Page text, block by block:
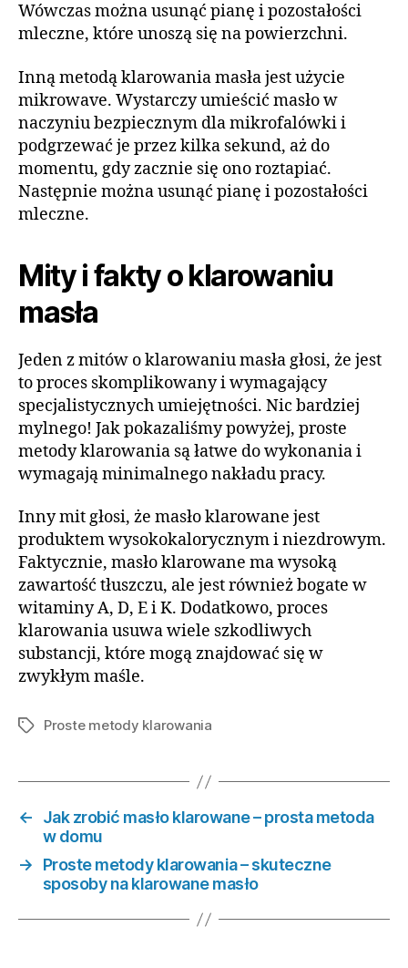
Wówczas można usunąć pianę i pozostałości
mleczne, które unoszą się na powierzchni.
Inną metodą klarowania masła jest użycie
mikrowave. Wystarczy umieścić masło w
naczyniu bezpiecznym dla mikrofalówki i
podgrzewać je przez kilka sekund, aż do
momentu, gdy zacznie się ono roztapiać.
Następnie można usunąć pianę i pozostałości
mleczne.
Mity i fakty o klarowaniu
masła
Jeden z mitów o klarowaniu masła głosi, że jest
to proces skomplikowany i wymagający
specjalistycznych umiejętności. Nic bardziej
mylnego! Jak pokazaliśmy powyżej, proste
metody klarowania są łatwe do wykonania i
wymagają minimalnego nakładu pracy.
Inny mit głosi, że masło klarowane jest
produktem wysokokalorycznym i niezdrowym.
Faktycznie, masło klarowane ma wysoką
zawartość tłuszczu, ale jest również bogate w
witaminy A, D, E i K. Dodatkowo, proces
klarowania usuwa wiele szkodliwych
substancji, które mogą znajdować się w
zwykłym maśle.
TagiProste metody klarowania
←
Jak zrobić masło klarowane – prosta metoda
w domu
→
Proste metody klarowania – skuteczne
sposoby na klarowane masło